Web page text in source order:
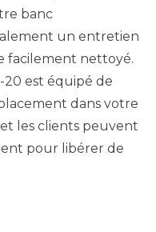
banc
un entretien
facilement nettoyé.
20 est équipé de
dans votre
les clients peuvent
pour libérer de